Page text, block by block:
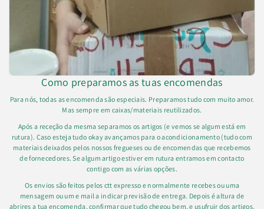
Como preparamos as tuas encomendas
Para nós, todas as encomenda são especiais. Preparamos tudo com muito amor.
Mas sempre em caixas/materiais reutilizados.
Após a receção da mesma separamos os artigos (e vemos se algum está em
rutura). Caso esteja tudo okay avançamos para o acondicionamento (tudo com
materiais deixados pelos nossos fregueses ou de encomendas que recebemos
de fornecedores. Se algum artigo estiver em rutura entramos em contacto
contigo com as várias opções.
Os envios são feitos pelos ctt expresso e normalmente recebes ou uma
mensagem ou um e mail a indicar previsão de entrega. Depois é altura de
abrires a tua encomenda, confirmar que tudo chegou bem, e usufruir dos artigos.